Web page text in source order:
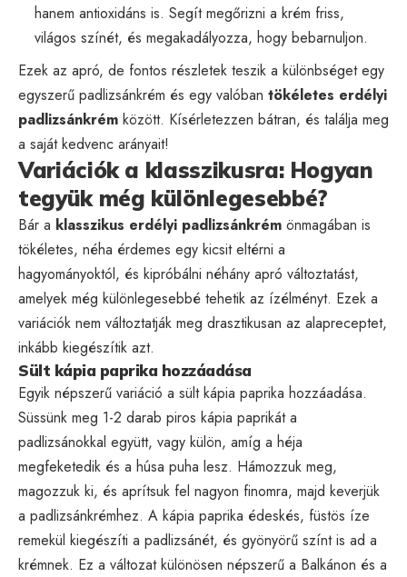
hanem antioxidáns is. Segít megőrizni a krém friss,
világos színét, és megakadályozza, hogy bebarnuljon.
Ezek az apró, de fontos részletek teszik a különbséget egy
egyszerű padlizsánkrém és egy valóban tökéletes erdélyi
padlizsánkrém között. Kísérletezzen bátran, és találja meg
a saját kedvenc arányait!
Variációk a klasszikusra: Hogyan
tegyük még különlegesebbé?
Bár a klasszikus erdélyi padlizsánkrém önmagában is
tökéletes, néha érdemes egy kicsit eltérni a
hagyományoktól, és kipróbálni néhány apró változtatást,
amelyek még különlegesebbé tehetik az ízélményt. Ezek a
variációk nem változtatják meg drasztikusan az alapreceptet,
inkább kiegészítik azt.
Sült kápia paprika hozzáadása
Egyik népszerű variáció a sült kápia paprika hozzáadása.
Süssünk meg 1-2 darab piros kápia paprikát a
padlizsánokkal együtt, vagy külön, amíg a héja
megfeketedik és a húsa puha lesz. Hámozzuk meg,
magozzuk ki, és aprítsuk fel nagyon finomra, majd keverjük
a padlizsánkrémhez. A kápia paprika édeskés, füstös íze
remekül kiegészíti a padlizsánét, és gyönyörű színt is ad a
krémnek. Ez a változat különösen népszerű a Balkánon és a